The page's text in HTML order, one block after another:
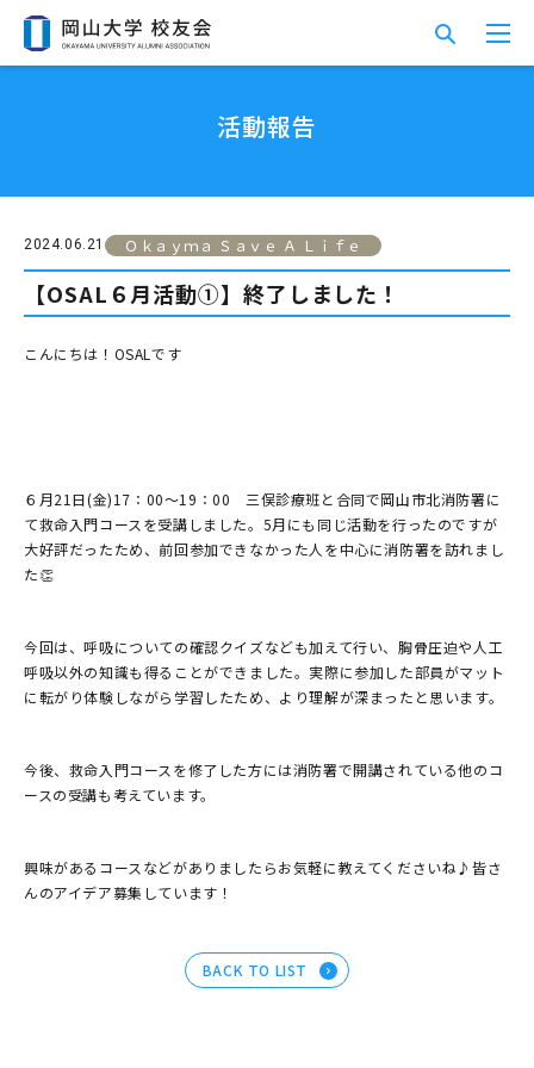
活動報告
2024.06.21 Ｏｋａｙｍａ Ｓａｖｅ Ａ Ｌｉｆｅ
【OSAL６月活動①】終了しました！
こんにちは！OSALです
６月21日(金)17：00～19：00 三俣診療班と合同で岡山市北消防署に
て救命入門コースを受講しました。5月にも同じ活動を行ったのですが
大好評だったため、前回参加できなかった人を中心に消防署を訪れまし
た👏
今回は、呼吸についての確認クイズなども加えて行い、胸骨圧迫や人工
呼吸以外の知識も得ることができました。実際に参加した部員がマット
に転がり体験しながら学習したため、より理解が深まったと思います。
今後、救命入門コースを修了した方には消防署で開講されている他のコ
ースの受講も考えています。
興味があるコースなどがありましたらお気軽に教えてくださいね♪皆さ
んのアイデア募集しています！
BACK TO LIST